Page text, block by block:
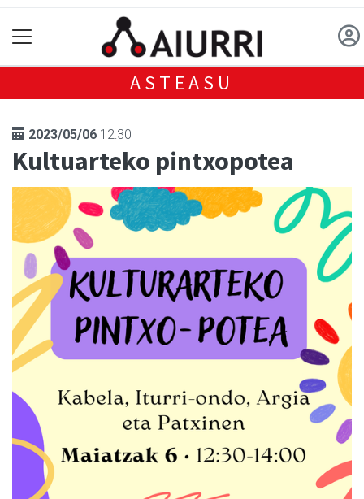
ASTEASU
2023/05/06 12:30
Kultuarteko pintxopotea